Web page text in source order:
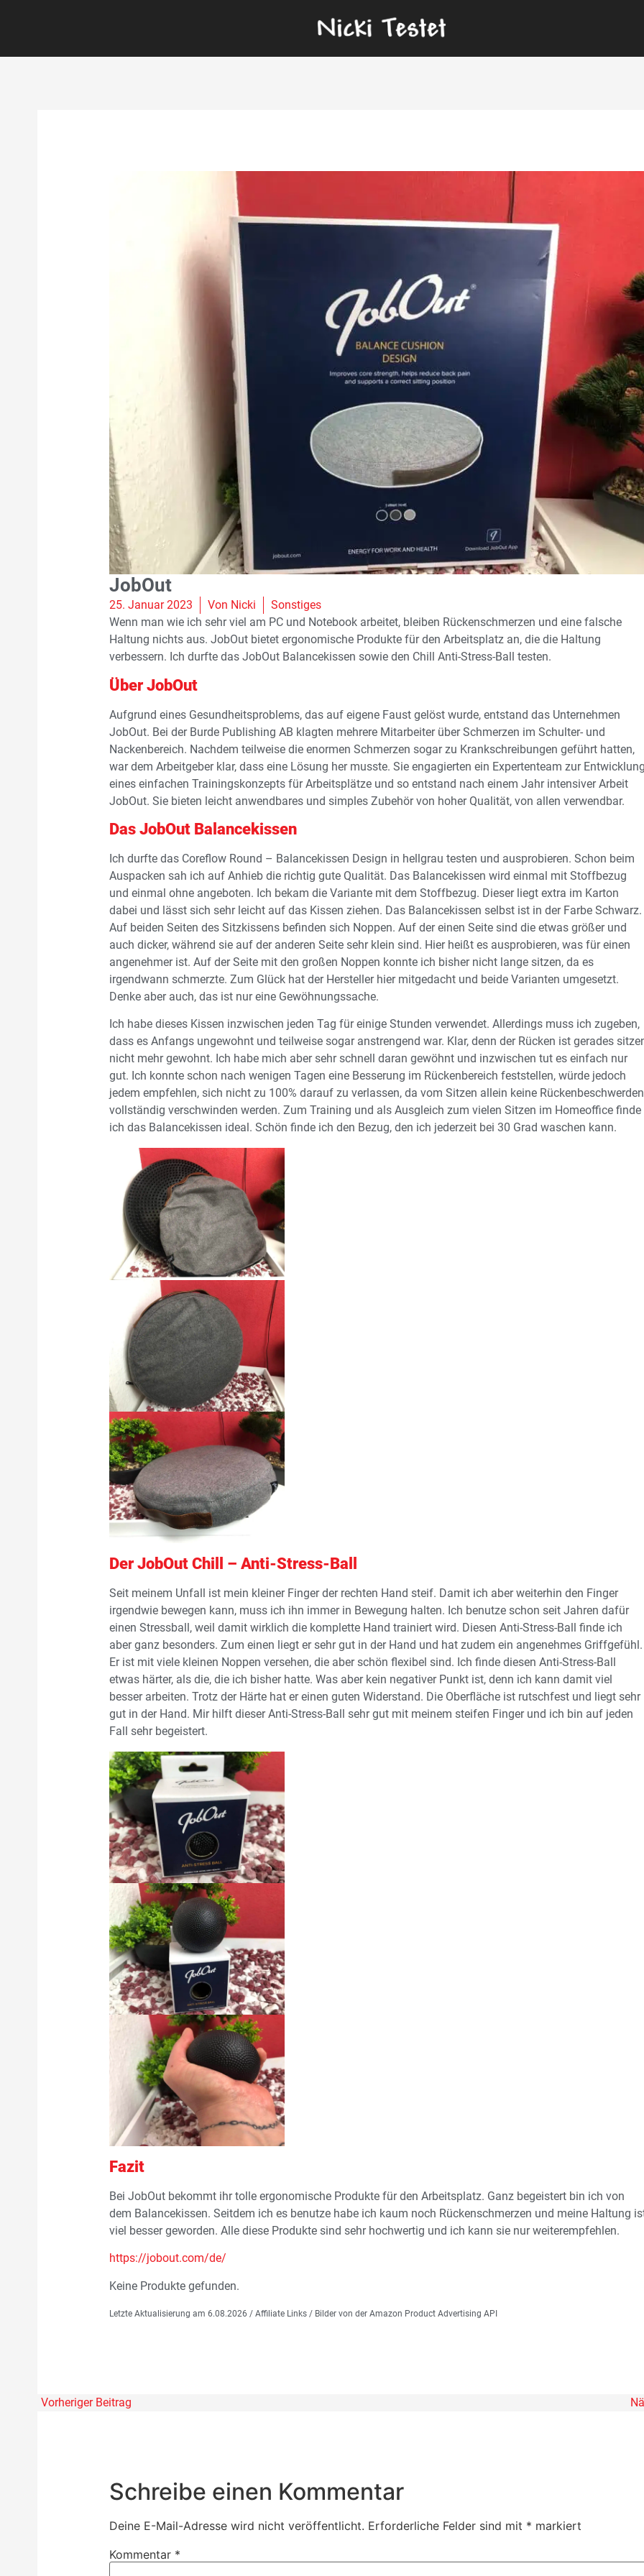
JobOut
25. Januar 2023 Von Nicki
Sonstiges
Wenn man wie ich sehr viel am PC und Notebook arbeitet, bleiben Rückenschmerzen und eine falsche
Haltung nichts aus. JobOut bietet ergonomische Produkte für den Arbeitsplatz an, die die Haltung
verbessern. Ich durfte das JobOut Balancekissen sowie den Chill Anti-Stress-Ball testen.
Über JobOut
Aufgrund eines Gesundheitsproblems, das auf eigene Faust gelöst wurde, entstand das Unternehmen
JobOut. Bei der Burde Publishing AB klagten mehrere Mitarbeiter über Schmerzen im Schulter- und
Nackenbereich. Nachdem teilweise die enormen Schmerzen sogar zu Krankschreibungen geführt hatten,
war dem Arbeitgeber klar, dass eine Lösung her musste. Sie engagierten ein Expertenteam zur
eines einfachen Trainingskonzepts für Arbeitsplätze und so entstand nach einem Jahr intensiver Arbeit
JobOut. Sie bieten leicht anwendbares und simples Zubehör von hoher Qualität, von allen verwendbar.
Das JobOut Balancekissen
Ich durfte das Coreflow Round – Balancekissen Design in hellgrau testen und ausprobieren. Schon beim
Auspacken sah ich auf Anhieb die richtig gute Qualität. Das Balancekissen wird einmal mit Stoffbezug
und einmal ohne angeboten. Ich bekam die Variante mit dem Stoffbezug. Dieser liegt extra im Karton
dabei und lässt sich sehr leicht auf das Kissen ziehen. Das Balancekissen selbst ist in der Farbe Schwarz.
Auf beiden Seiten des Sitzkissens befinden sich Noppen. Auf der einen Seite sind die etwas größer und
auch dicker, während sie auf der anderen Seite sehr klein sind. Hier heißt es ausprobieren, was für einen
angenehmer ist. Auf der Seite mit den großen Noppen konnte ich bisher nicht lange sitzen, da es
irgendwann schmerzte. Zum Glück hat der Hersteller hier mitgedacht und beide Varianten umgesetzt.
Denke aber auch, das ist nur eine Gewöhnungssache.
Ich habe dieses Kissen inzwischen jeden Tag für einige Stunden verwendet. Allerdings muss ich zugeben,
dass es Anfangs ungewohnt und teilweise sogar anstrengend war. Klar, denn der Rücken ist gerades
nicht mehr gewohnt. Ich habe mich aber sehr schnell daran gewöhnt und inzwischen tut es einfach nur
gut. Ich konnte schon nach wenigen Tagen eine Besserung im Rückenbereich feststellen, würde jedoch
jedem empfehlen, sich nicht zu 100% darauf zu verlassen, da vom Sitzen allein keine Rückenbeschwerden
vollständig verschwinden werden. Zum Training und als Ausgleich zum vielen Sitzen im Homeoffice finde
ich das Balancekissen ideal. Schön finde ich den Bezug, den ich jederzeit bei 30 Grad waschen kann.
Der JobOut Chill – Anti-Stress-Ball
Seit meinem Unfall ist mein kleiner Finger der rechten Hand steif. Damit ich aber weiterhin den Finger
irgendwie bewegen kann, muss ich ihn immer in Bewegung halten. Ich benutze schon seit Jahren dafür
einen Stressball, weil damit wirklich die komplette Hand trainiert wird. Diesen Anti-Stress-Ball finde ich
aber ganz besonders. Zum einen liegt er sehr gut in der Hand und hat zudem ein angenehmes Griffgefühl.
Er ist mit viele kleinen Noppen versehen, die aber schön flexibel sind. Ich finde diesen Anti-Stress-Ball
etwas härter, als die, die ich bisher hatte. Was aber kein negativer Punkt ist, denn ich kann damit viel
besser arbeiten. Trotz der Härte hat er einen guten Widerstand. Die Oberfläche ist rutschfest und liegt sehr
gut in der Hand. Mir hilft dieser Anti-Stress-Ball sehr gut mit meinem steifen Finger und ich bin auf jeden
Fall sehr begeistert.
Fazit
Bei JobOut bekommt ihr tolle ergonomische Produkte für den Arbeitsplatz. Ganz begeistert bin ich von
dem Balancekissen. Seitdem ich es benutze habe ich kaum noch Rückenschmerzen und meine Haltung
viel besser geworden. Alle diese Produkte sind sehr hochwertig und ich kann sie nur weiterempfehlen.
https://jobout.com/de/
Keine Produkte gefunden.
Letzte Aktualisierung am 6.08.2026 / Affiliate Links / Bilder von der Amazon Product Advertising API
Vorheriger Beitrag
Schreibe einen Kommentar
Deine E-Mail-Adresse wird nicht veröffentlicht. Erforderliche Felder sind mit * markiert
Kommentar *